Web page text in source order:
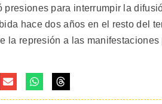
presiones para interrumpir la
hace dos años en el resto del
la represión a las